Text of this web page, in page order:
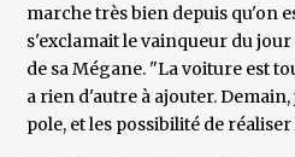
marche très bien depuis qu'on
s'exclamait le vainqueur du
de sa Mégane. "La voiture est
a rien d'autre à ajouter.
pole, et les possibilité de